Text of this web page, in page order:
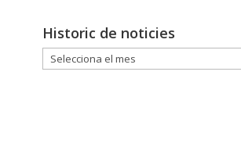
Historic de noticies
Historic